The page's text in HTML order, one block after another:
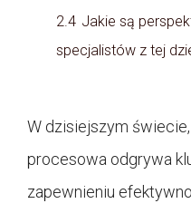
2.4 Jakie są
specjalistów z tej
W dzisiejszym
procesowa odgrywa
zapewnieniu